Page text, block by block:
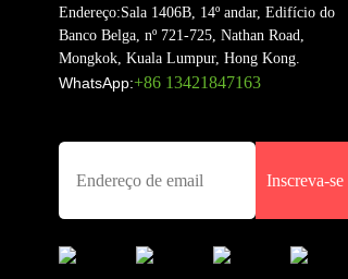
Endereço:Sala 1406B, 14º andar, Edifício do
Banco Belga, nº 721-725, Nathan Road,
Mongkok, Kuala Lumpur, Hong Kong.
WhatsApp:+86 13421847163
Inscreva-se